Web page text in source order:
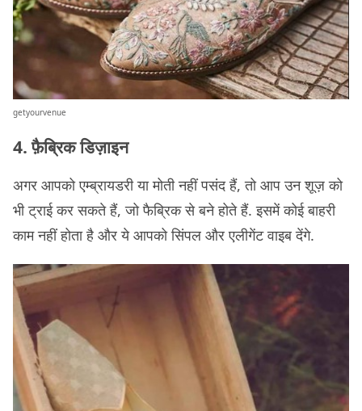
getyourvenue
4. फ़ैब्रिक डिज़ाइन
अगर आपको एम्ब्रायडरी या मोती नहीं पसंद हैं, तो आप उन शूज़ को
भी ट्राई कर सकते हैं, जो फैब्रिक से बने होते हैं. इसमें कोई बाहरी
काम नहीं होता है और ये आपको सिंपल और एलीगेंट वाइब देंगे.